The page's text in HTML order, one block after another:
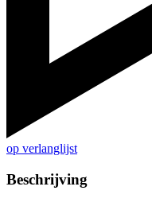
op verlanglijst
Beschrijving